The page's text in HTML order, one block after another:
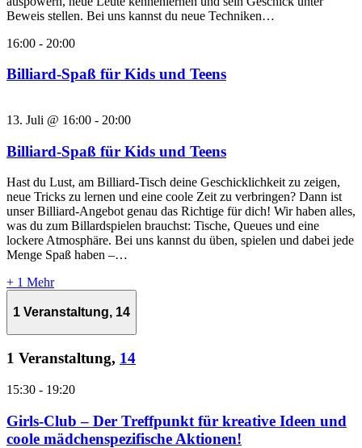
Beweis stellen. Bei uns kannst du neue Techniken…
16:00 - 20:00
Billiard-Spaß für Kids und Teens
13. Juli @ 16:00 - 20:00
Billiard-Spaß für Kids und Teens
Hast du Lust, am Billiard-Tisch deine Geschicklichkeit zu zeigen,
neue Tricks zu lernen und eine coole Zeit zu verbringen? Dann ist
unser Billiard-Angebot genau das Richtige für dich! Wir haben alles,
was du zum Billardspielen brauchst: Tische, Queues und eine
lockere Atmosphäre. Bei uns kannst du üben, spielen und dabei jede
Menge Spaß haben –…
+ 1 Mehr
1 Veranstaltung, 14
1 Veranstaltung, 14
15:30 - 19:20
Girls-Club – Der Treffpunkt für kreative Ideen und
coole mädchenspezifische Aktionen!